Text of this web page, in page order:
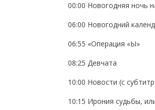
00:00 Новогодняя ночь
06:00 Новогодний
06:55 «Операция «Ы»
08:25 Девчата
10:00 Новости (с
10:15 Ирония судьбы,